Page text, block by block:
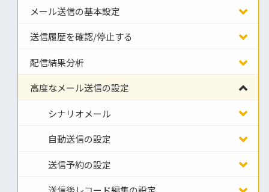
メール送信の基本設定
送信履歴を確認/停止する
配信結果分析
高度なメール送信の設定
シナリオメール
自動送信の設定
送信予約の設定